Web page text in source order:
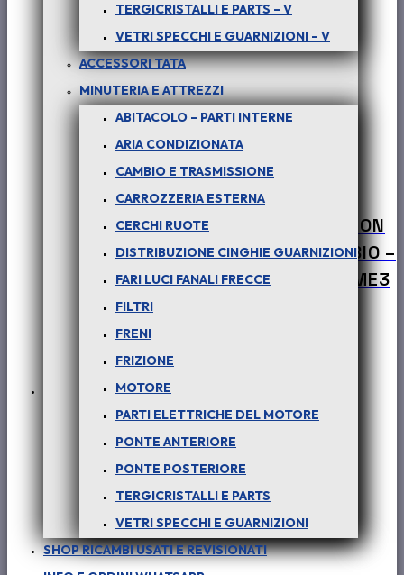
TERGICRISTALLI E PARTS – V
VETRI SPECCHI E GUARNIZIONI – V
ACCESSORI TATA
MINUTERIA E ATTREZZI
ABITACOLO – PARTI INTERNE
ARIA CONDIZIONATA
CAMBIO E TRASMISSIONE
CARROZZERIA ESTERNA
CERCHI RUOTE
DISTRIBUZIONE CINGHIE GUARNIZIONI
FARI LUCI FANALI FRECCE
FILTRI
FRENI
FRIZIONE
MOTORE
PARTI ELETTRICHE DEL MOTORE
PONTE ANTERIORE
PONTE POSTERIORE
TERGICRISTALLI E PARTS
VETRI SPECCHI E GUARNIZIONI
SHOP RICAMBI USATI E REVISIONATI
PER SAFARI – PICK-UP TELCO – XENON
– (tutte le versioni) : PARTS CAMBIO –
SFERA 5 DIA – 200 – COD-I0089 – ME3
Il
prezzo
originale
era:
€ 30,00.€ 23,00.